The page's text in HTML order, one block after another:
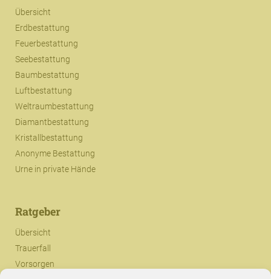
Übersicht
Erdbestattung
Feuerbestattung
Seebestattung
Baumbestattung
Luftbestattung
Weltraumbestattung
Diamantbestattung
Kristallbestattung
Anonyme Bestattung
Urne in private Hände
Ratgeber
Übersicht
Trauerfall
Vorsorgen